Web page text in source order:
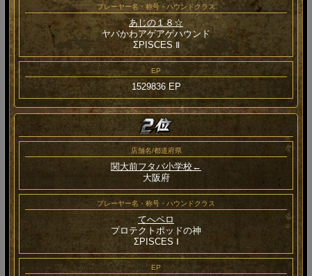
プレーヤー名・称号・ハウンドクラス
あじの１８☆
ヤバかわアゲアゲハウンド
ΣPISCES Ⅱ
EP
1529836 EP
店舗名/都道府県
関大前フタバ小学校←
大阪府
プレーヤー名・称号・ハウンドクラス
てへペロ
プロテクトポッドの神
ΣPISCES Ⅰ
EP